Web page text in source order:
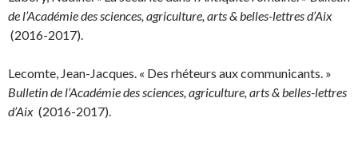
de l’Académie des sciences, agriculture, arts & belles-lettres d’Aix
(2016-2017).
Lecomte, Jean-Jacques. « Des rhéteurs aux communicants. »
Bulletin de l’Académie des sciences, agriculture, arts & belles-lettres
d’Aix (2016-2017).